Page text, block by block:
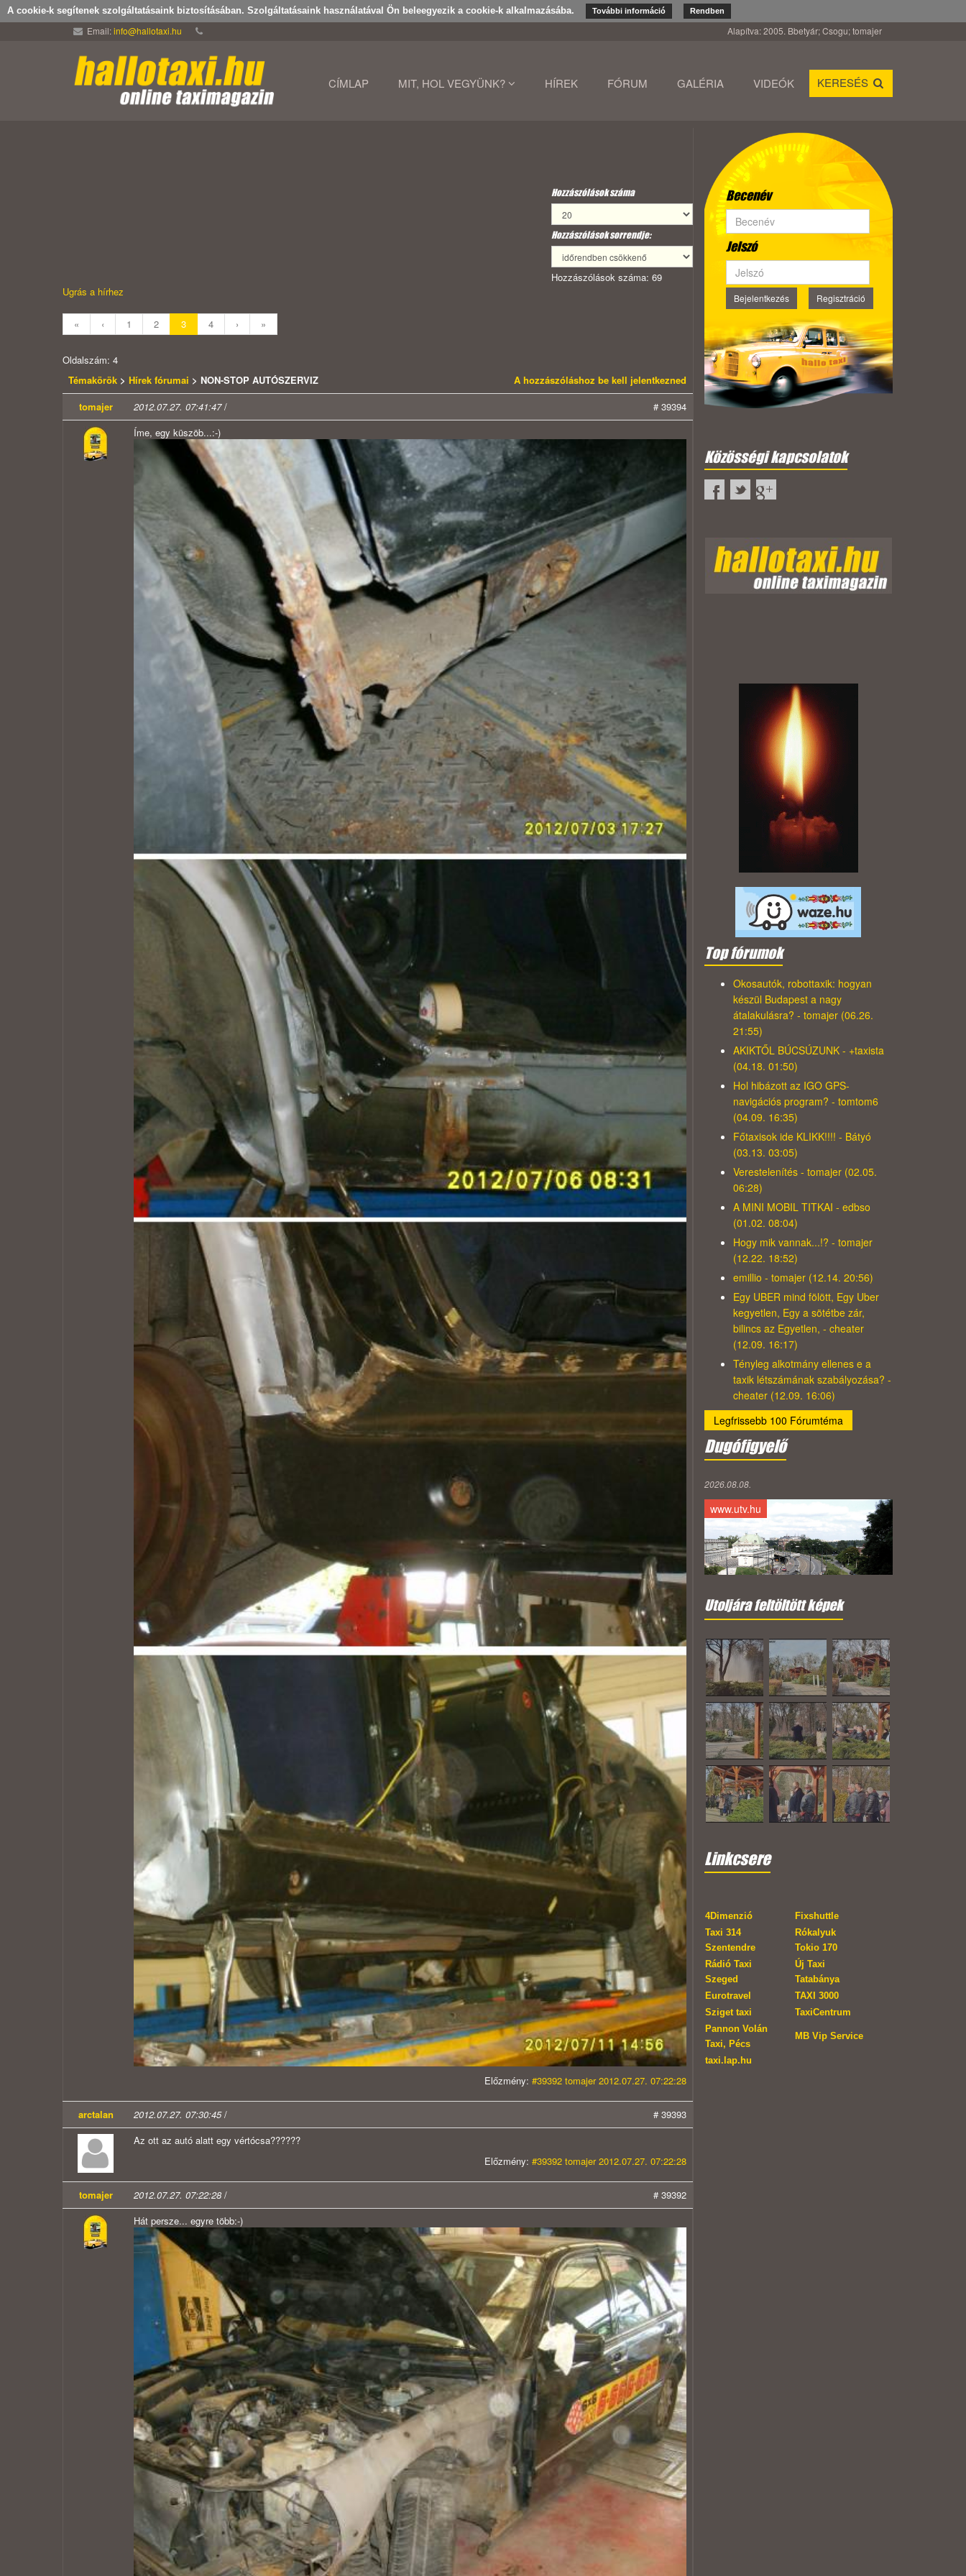
A cookie-k segítenek szolgáltatásaink biztosításában. Szolgáltatásaink használatával Ön beleegyezik a cookie-k alkalmazásába. További információ Rendben
Email:info@hallotaxi.hu Alapítva: 2005. Bbetyár; Csogu; tomajer
CÍMLAP MIT, HOL VEGYÜNK? HÍREK FÓRUM GALÉRIA VIDEÓK KERESÉS
Hozzászólások száma
Hozzászólások sorrendje:
Hozzászólások száma: 69
Ugrás a hírhez
« ‹ 1 2 3 4 › »
Oldalszám: 4
Témakörök > Hírek fórumai > NON-STOP AUTÓSZERVIZ
A hozzászóláshoz be kell jelentkezned
tomajer
2012.07.27. 07:41:47/
# 39394
Íme, egy küszöb...:-)
Előzmény: #39392 tomajer 2012.07.27. 07:22:28
arctalan 2012.07.27. 07:30:45/
# 39393
Az ott az autó alatt egy vértócsa??????
Előzmény: #39392 tomajer 2012.07.27. 07:22:28
tomajer 2012.07.27. 07:22:28 /
# 39392
Hát persze... egyre több:-)
Becenév
Jelszó
Bejelentkezés Regisztráció
Közösségi kapcsolatok
Top fórumok
Okosautók, robottaxik: hogyan
készül Budapest a nagy
átalakulásra? - tomajer (06.26.
21:55)
AKIKTŐL BÚCSÚZUNK - +taxista
(04.18. 01:50)
Hol hibázott az IGO GPS-
navigációs program? - tomtom6
(04.09. 16:35)
Főtaxisok ide KLIKK!!!! - Bátyó
(03.13. 03:05)
Verestelenítés - tomajer (02.05.
06:28)
A MINI MOBIL TITKAI - edbso
(01.02. 08:04)
Hogy mik vannak...!? - tomajer
(12.22. 18:52)
emillio - tomajer (12.14. 20:56)
Egy UBER mind fölött, Egy Uber
kegyetlen, Egy a sötétbe zár,
bilincs az Egyetlen, - cheater
(12.09. 16:17)
Tényleg alkotmány ellenes e a
taxik létszámának szabályozása? -
cheater (12.09. 16:06)
Legfrissebb 100 Fórumtéma
Dugófigyelő
2026.08.08.
www.utv.hu
Utoljára feltöltött képek
Linkcsere
4Dimenzió
Fixshuttle
Taxi 314
Szentendre
Rókalyuk
Tokio 170
Rádió Taxi
Szeged
Új Taxi
Tatabánya
Eurotravel
TAXI 3000
Sziget taxi
TaxiCentrum
Pannon Volán
Taxi, Pécs
MB Vip Service
taxi.lap.hu